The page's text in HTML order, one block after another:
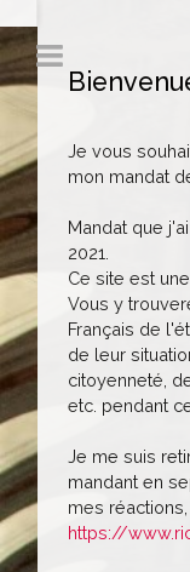
Je vous
mon mandat
Mandat que
2021.
Ce site est
Vous y
Français de
de leur
citoyenneté,
etc. pendant
Je me suis
mandant en
mes
https://